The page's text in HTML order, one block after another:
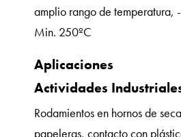
amplio rango de temperatura,
Min. 250ºC
Aplicaciones
Actividades
Rodamientos en hornos de
papeleras, contacto con